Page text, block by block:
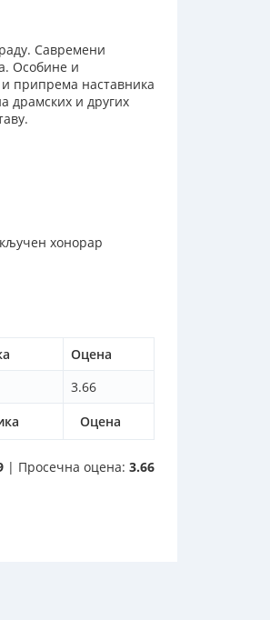
Савремени
Особине и
припрема наставника
драмских и других
хонорар
Оцена
Оцена
3.66
| Просечна оцена: 3.66